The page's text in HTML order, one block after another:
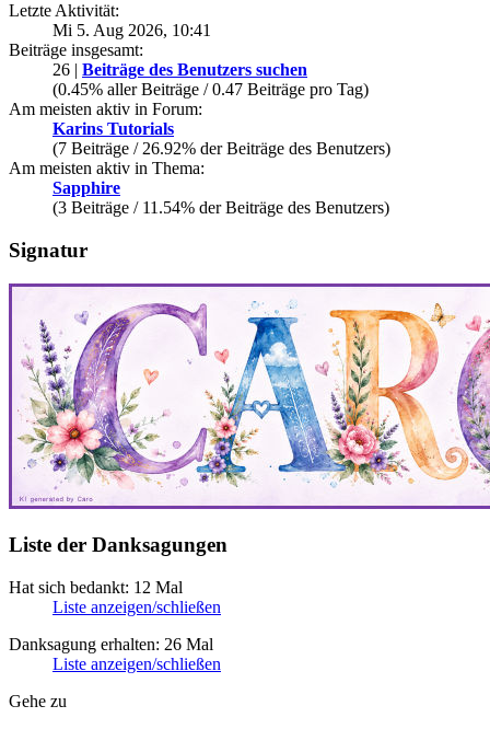
Letzte Aktivität:
Mi 5. Aug 2026, 10:41
Beiträge insgesamt:
26 | Beiträge des Benutzers suchen
(0.45% aller Beiträge / 0.47 Beiträge pro Tag)
Am meisten aktiv in Forum:
Karins Tutorials
(7 Beiträge / 26.92% der Beiträge des Benutzers)
Am meisten aktiv in Thema:
Sapphire
(3 Beiträge / 11.54% der Beiträge des Benutzers)
Signatur
Liste der Danksagungen
Hat sich bedankt: 12 Mal
Liste anzeigen/schließen
Danksagung erhalten: 26 Mal
Liste anzeigen/schließen
Gehe zu